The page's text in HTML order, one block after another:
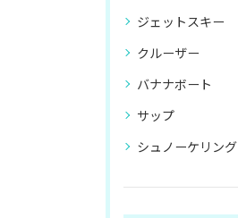
ジェットスキー
クルーザー
バナナボート
サップ
シュノーケリング